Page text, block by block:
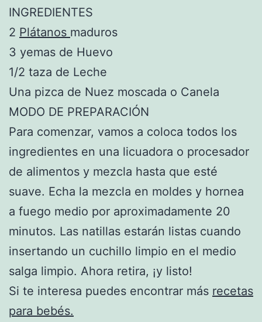
INGREDIENTES
2 Plátanos maduros
3 yemas de Huevo
1/2 taza de Leche
Una pizca de Nuez moscada o Canela
MODO DE PREPARACIÓN
Para comenzar, vamos a coloca todos los
ingredientes en una licuadora o procesador
de alimentos y mezcla hasta que esté
suave. Echa la mezcla en moldes y hornea
a fuego medio por aproximadamente 20
minutos. Las natillas estarán listas cuando
insertando un cuchillo limpio en el medio
salga limpio. Ahora retira, ¡y listo!
Si te interesa puedes encontrar más recetas
para bebés.